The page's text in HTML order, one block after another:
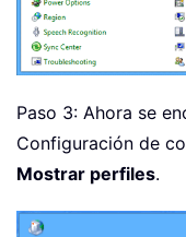
Paso 3: Ahora se
Configuración de
Mostrar perfiles.